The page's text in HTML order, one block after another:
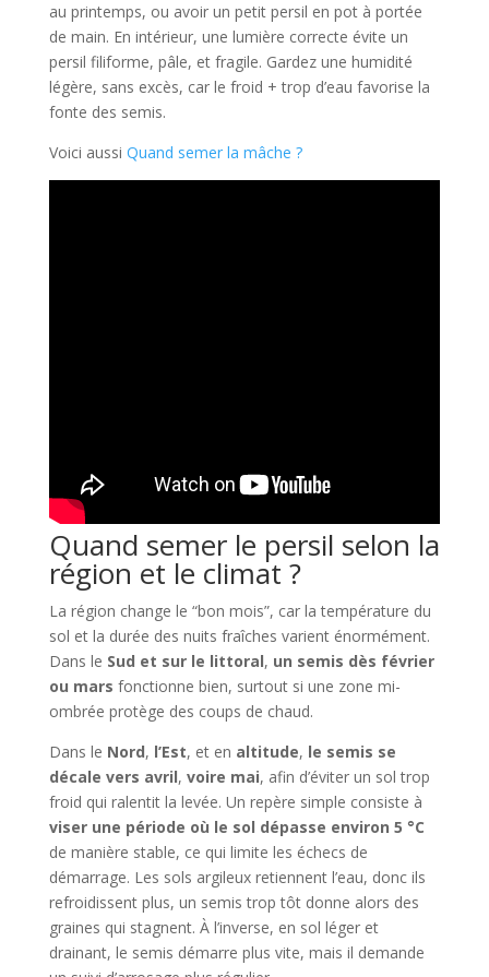
au printemps, ou avoir un petit persil en pot à portée
de main. En intérieur, une lumière correcte évite un
persil filiforme, pâle, et fragile. Gardez une humidité
légère, sans excès, car le froid + trop d’eau favorise la
fonte des semis.
Voici aussi Quand semer la mâche ?
Quand semer le persil selon la
région et le climat ?
La région change le “bon mois”, car la température du
sol et la durée des nuits fraîches varient énormément.
Dans le Sud et sur le littoral, un semis dès février
ou mars fonctionne bien, surtout si une zone mi-
ombrée protège des coups de chaud.
Dans le Nord, l’Est, et en altitude, le semis se
décale vers avril, voire mai, afin d’éviter un sol trop
froid qui ralentit la levée. Un repère simple consiste à
viser une période où le sol dépasse environ 5 °C
de manière stable, ce qui limite les échecs de
démarrage. Les sols argileux retiennent l’eau, donc ils
refroidissent plus, un semis trop tôt donne alors des
graines qui stagnent. À l’inverse, en sol léger et
drainant, le semis démarre plus vite, mais il demande